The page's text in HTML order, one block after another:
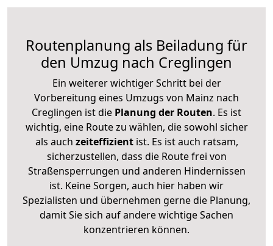
Routenplanung als Beiladung für
den Umzug nach Creglingen
Ein weiterer wichtiger Schritt bei der
Vorbereitung eines Umzugs von Mainz nach
Creglingen ist die Planung der Routen. Es ist
wichtig, eine Route zu wählen, die sowohl sicher
als auch zeiteffizientist. Es ist auch ratsam,
sicherzustellen, dass die Route frei von
Straßensperrungen und anderen Hindernissen
ist. Keine Sorgen, auch hier haben wir
Spezialisten und übernehmen gerne die Planung,
damit Sie sich auf andere wichtige Sachen
konzentrieren können.